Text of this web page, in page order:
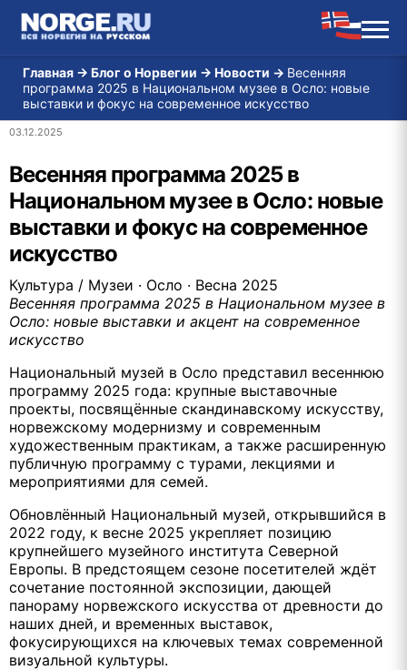
Главная → Блог о Норвегии → Новости → Весенняя
программа 2025 в Национальном музее в Осло: новые
выставки и фокус на современное искусство
03.12.2025
Весенняя программа 2025 в
Национальном музее в Осло: новые
выставки и фокус на современное
искусство
Культура / Музеи · Осло · Весна 2025
Весенняя программа 2025 в Национальном музее в
Осло: новые выставки и акцент на современное
искусство
Национальный музей в Осло представил весеннюю
программу 2025 года: крупные выставочные
проекты, посвящённые скандинавскому искусству,
норвежскому модернизму и современным
художественным практикам, а также расширенную
публичную программу с турами, лекциями и
мероприятиями для семей.
Обновлённый Национальный музей, открывшийся в
2022 году, к весне 2025 укрепляет позицию
крупнейшего музейного института Северной
Европы. В предстоящем сезоне посетителей ждёт
сочетание постоянной экспозиции, дающей
панораму норвежского искусства от древности до
наших дней, и временных выставок,
фокусирующихся на ключевых темах современной
визуальной культуры.